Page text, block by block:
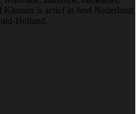
Klussen is actief in heel Nederland,
Holland.